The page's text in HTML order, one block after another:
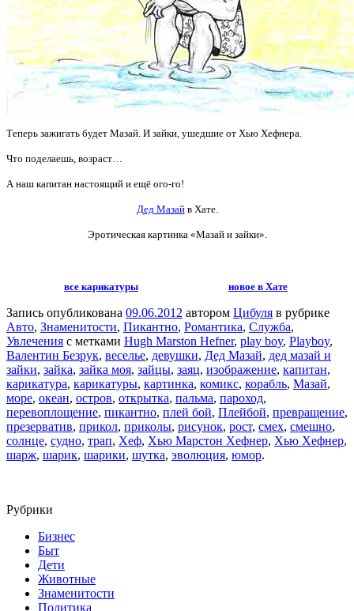
Теперь зажигать будет Мазай. И зайки, ушедшие от Хью Хефнера.
Что поделаешь, возраст…
А наш капитан настоящий и ещё ого-го!
Дед Мазайв Хате.
Эротическая картинка «Мазай и зайки».
все карикатуры новое в Хате
Запись опубликована 09.06.2012 автором Цибуля в рубрике
Авто, Знаменитости, Пикантно, Романтика, Служба,
Увлечения с метками Hugh Marston Hefner, play boy, Playboy,
Валентин Безрук, веселье, девушки, Дед Мазай, дед мазай и
зайки, зайка, зайка моя, зайцы, заяц, изображение, капитан,
карикатура, карикатуры, картинка, комикс, корабль, Мазай,
море, океан, остров, открытка, пальма, пароход,
перевоплощение, пикантно, плей бой, Плейбой, превращение,
презерватив, прикол, приколы, рисунок, рост, смех, смешно,
солнце, судно, трап, Хеф, Хью Марстон Хефнер, Хью Хефнер,
шарж, шарик, шарики, шутка, эволюция, юмор.
Рубрики
Бизнес
Быт
Дети
Животные
Знаменитости
Политика